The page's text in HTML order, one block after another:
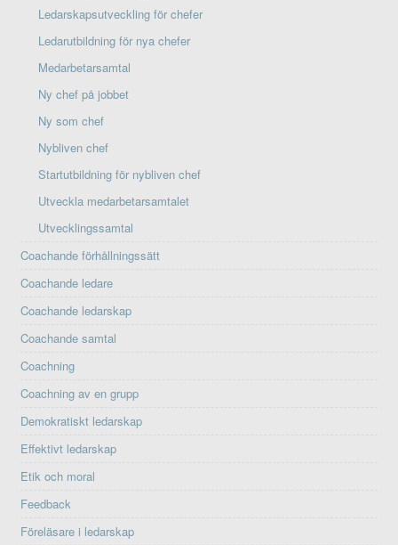
Ledarskapsutveckling för chefer
Ledarutbildning för nya chefer
Medarbetarsamtal
Ny chef på jobbet
Ny som chef
Nybliven chef
Startutbildning för nybliven chef
Utveckla medarbetarsamtalet
Utvecklingssamtal
Coachande förhållningssätt
Coachande ledare
Coachande ledarskap
Coachande samtal
Coachning
Coachning av en grupp
Demokratiskt ledarskap
Effektivt ledarskap
Etik och moral
Feedback
Föreläsare i ledarskap